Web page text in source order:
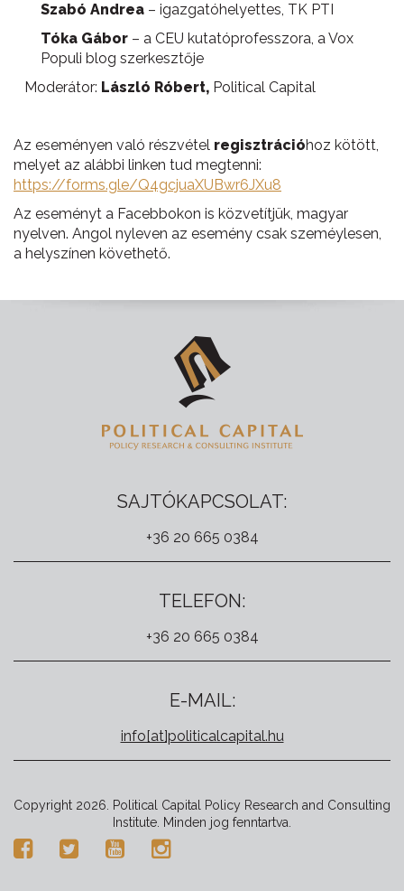
Szabó Andrea – igazgatóhelyettes, TK PTI
Tóka Gábor – a CEU kutatóprofesszora, a Vox
Populi blog szerkesztője
Moderátor: László Róbert, Political Capital
Az eseményen való részvétel regisztrációhoz kötött,
melyet az alábbi linken tud megtenni:
https://forms.gle/Q4gcjuaXUBwr6JXu8
Az eseményt a Facebbokon is közvetítjük, magyar
nyelven. Angol nyleven az esemény csak szeméylesen,
a helyszínen követhető.
SAJTÓKAPCSOLAT:
+36 20 665 0384
TELEFON:
+36 20 665 0384
E-MAIL:
info[at]politicalcapital.hu
Copyright 2026. Political Capital Policy Research and Consulting
Institute. Minden jog fenntartva.